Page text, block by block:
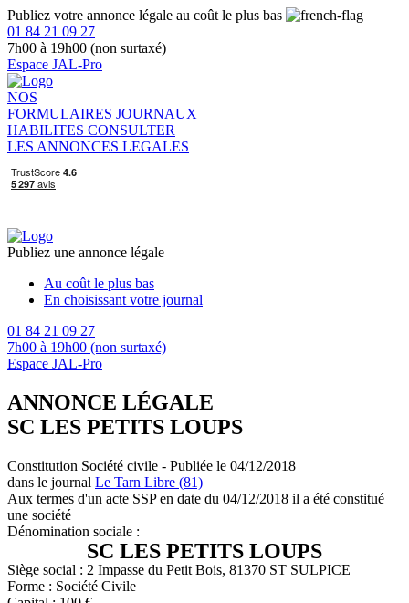
Publiez votre annonce légale au coût le plus bas
01 84 21 09 27
7h00 à 19h00 (non surtaxé)
Espace JAL-Pro
NOS
FORMULAIRES JOURNAUX
HABILITES CONSULTER
LES ANNONCES LEGALES
Publiez une annonce légale
Au coût le plus bas
En choisissant votre journal
01 84 21 09 27
7h00 à 19h00 (non surtaxé)
Espace JAL-Pro
ANNONCE LÉGALE
SC LES PETITS LOUPS
Constitution Société civile - Publiée le 04/12/2018
dans le journal Le Tarn Libre (81)
Aux termes d'un acte SSP en date du 04/12/2018 il a été constitué
une société
Dénomination sociale :
SC LES PETITS LOUPS
Siège social : 2 Impasse du Petit Bois, 81370 ST SULPICE
Forme : Société Civile